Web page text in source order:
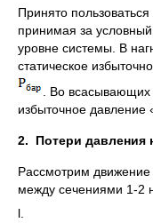
Принято
принимая за
уровне системы. В
статическое
. Во всасывающих
избыточное давление
2. Потери давления
Рассмотрим движение
между сечениями 1-2